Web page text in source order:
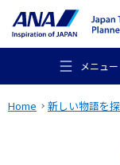
メニュー
Home 新しい物語を